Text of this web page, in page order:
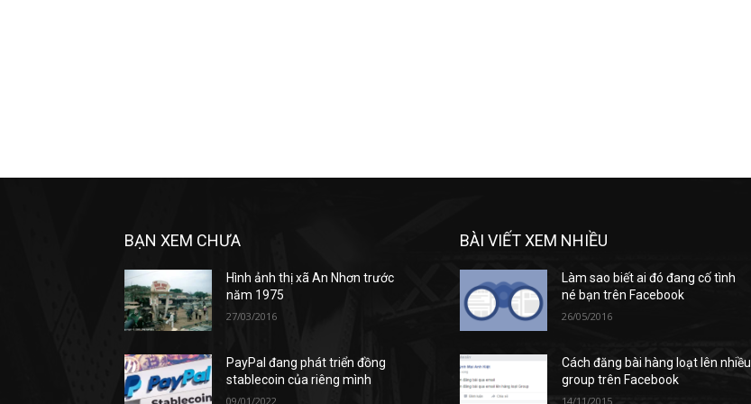
BẠN XEM CHƯA
Hình ảnh thị xã An Nhơn trước
năm 1975
27/03/2016
PayPal đang phát triển đồng
stablecoin của riêng mình
09/01/2022
BÀI VIẾT XEM NHIỀU
Làm sao biết ai đó đang cố tình
né bạn trên Facebook
26/05/2016
Cách đăng bài hàng loạt lên nhiều
group trên Facebook
14/11/2015